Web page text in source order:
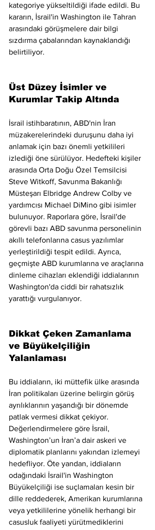
kategoriye yükseltildiği ifade edildi. Bu
kararın, İsrail'in Washington ile Tahran
arasındaki görüşmelere dair bilgi
sızdırma çabalarından kaynaklandığı
belirtiliyor.
Üst Düzey İsimler ve
Kurumlar Takip Altında
İsrail istihbaratının, ABD'nin İran
müzakerelerindeki duruşunu daha iyi
anlamak için bazı önemli yetkilileri
izlediği öne sürülüyor. Hedefteki kişiler
arasında Orta Doğu Özel Temsilcisi
Steve Witkoff, Savunma Bakanlığı
Müsteşarı Elbridge Andrew Colby ve
yardımcısı Michael DiMino gibi isimler
bulunuyor. Raporlara göre, İsrail'de
görevli bazı ABD savunma personelinin
akıllı telefonlarına casus yazılımlar
yerleştirildiği tespit edildi. Ayrıca,
geçmişte ABD kurumlarına ve araçlarına
dinleme cihazları eklendiği iddialarının
Washington'da ciddi bir rahatsızlık
yarattığı vurgulanıyor.
Dikkat Çeken Zamanlama
ve Büyükelçiliğin
Yalanlaması
Bu iddiaların, iki müttefik ülke arasında
İran politikaları üzerine belirgin görüş
ayrılıklarının yaşandığı bir dönemde
patlak vermesi dikkat çekiyor.
Değerlendirmelere göre İsrail,
Washington’un İran’a dair askeri ve
diplomatik planlarını yakından izlemeyi
hedefliyor. Öte yandan, iddiaların
odağındaki İsrail'in Washington
Büyükelçiliği ise suçlamaları kesin bir
dille reddederek, Amerikan kurumlarına
veya yetkililerine yönelik herhangi bir
casusluk faaliyeti yürütmediklerini